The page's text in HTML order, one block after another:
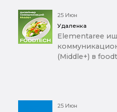
25 Июн
Удаленка
Elementaree
(Middle+) в
25 Июн